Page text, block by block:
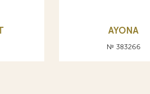
AYONA
№ 383266